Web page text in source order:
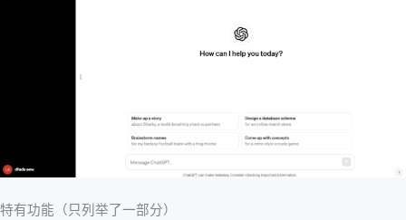
特有功能（只列举了一部分）